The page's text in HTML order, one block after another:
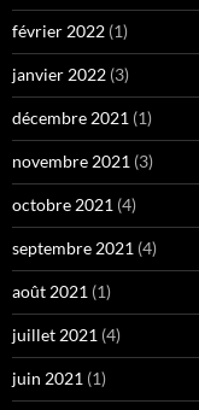
février 2022 (1)
janvier 2022 (3)
décembre 2021 (1)
novembre 2021 (3)
octobre 2021 (4)
septembre 2021 (4)
août 2021 (1)
juillet 2021 (4)
juin 2021 (1)